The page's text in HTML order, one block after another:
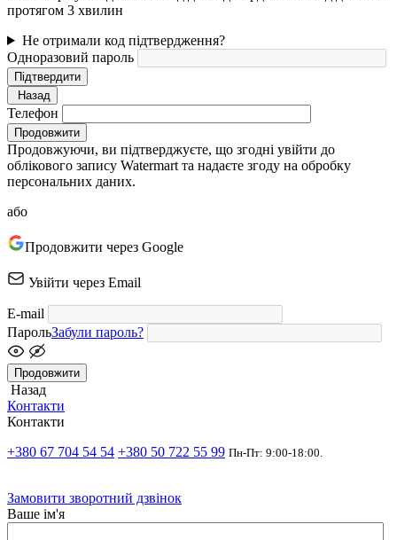
протягом 3 хвилин
Не отримали код підтвердження?
Одноразовий пароль
Підтвердити
Назад
Телефон
Продовжити
Продовжуючи, ви підтверджуєте, що згодні увійти до
облікового запису Watermart та надаєте згоду на обробку
персональних даних.
або
Продовжити через Google
Увійти через Email
E-mail
ПарольЗабули пароль?
Продовжити
Назад
Контакти
Контакти
+380 67 704 54 54 +380 50 722 55 99 Пн-Пт: 9:00-18:00.
Замовити зворотний дзвінок
Ваше ім'я